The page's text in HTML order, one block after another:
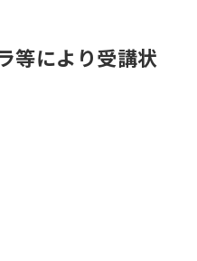
等により受講状